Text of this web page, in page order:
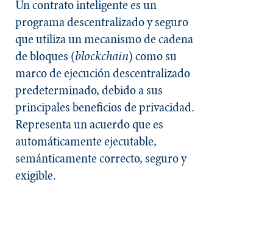
Un contrato inteligente es un
programa descentralizado y seguro
que utiliza un mecanismo de cadena
de bloques (blockchain) como su
marco de ejecución descentralizado
predeterminado, debido a sus
principales beneficios de privacidad.
Representa un acuerdo que es
automáticamente ejecutable,
semánticamente correcto, seguro y
exigible.